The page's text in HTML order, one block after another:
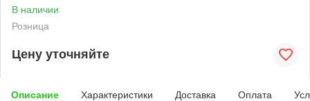
В наличии
Розница
Цену уточняйте
Описание Характеристики Доставка Оплата